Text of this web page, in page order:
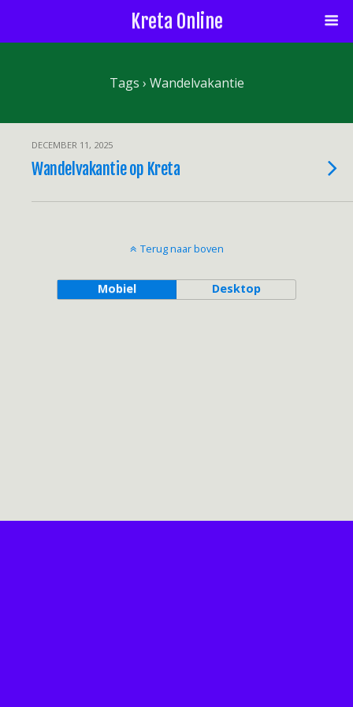
Kreta Online
Tags › Wandelvakantie
DECEMBER 11, 2025
Wandelvakantie op Kreta
Terug naar boven
Mobiel Desktop